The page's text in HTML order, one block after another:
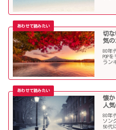
切
気
80年
POP
ラン
懐
人
80年
ソン
50代